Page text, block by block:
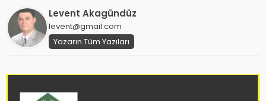
Levent Akagündüz
levent@gmail.com
Yazarın Tüm Yazıları